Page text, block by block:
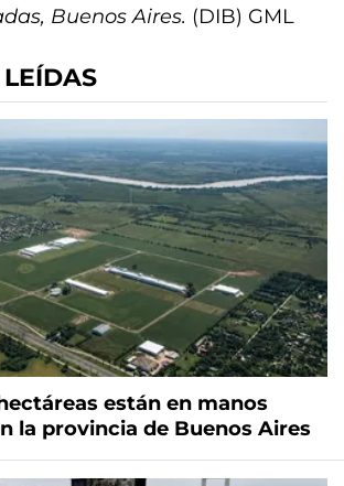
Buenos Aires. (DIB) GML
están en manos
la provincia de Buenos Aires